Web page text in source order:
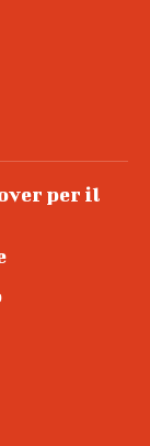
per il